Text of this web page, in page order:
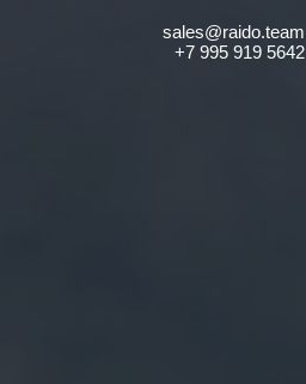
sales@raido.team
+7 995 919 5642